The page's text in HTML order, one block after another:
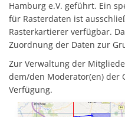
Hamburg e.V. geführt. Ein
für Rasterdaten ist
Rasterkartierer verfügbar.
Zuordnung der Daten zur
Zur Verwaltung der
dem/den Moderator(en) der
Verfügung.